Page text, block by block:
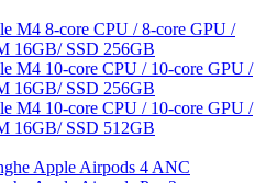
M4 8-core CPU / 8-core GPU /
16GB/ SSD 256GB
M4 10-core CPU / 10-core GPU /
16GB/ SSD 256GB
M4 10-core CPU / 10-core GPU /
16GB/ SSD 512GB
Apple Airpods 4 ANC